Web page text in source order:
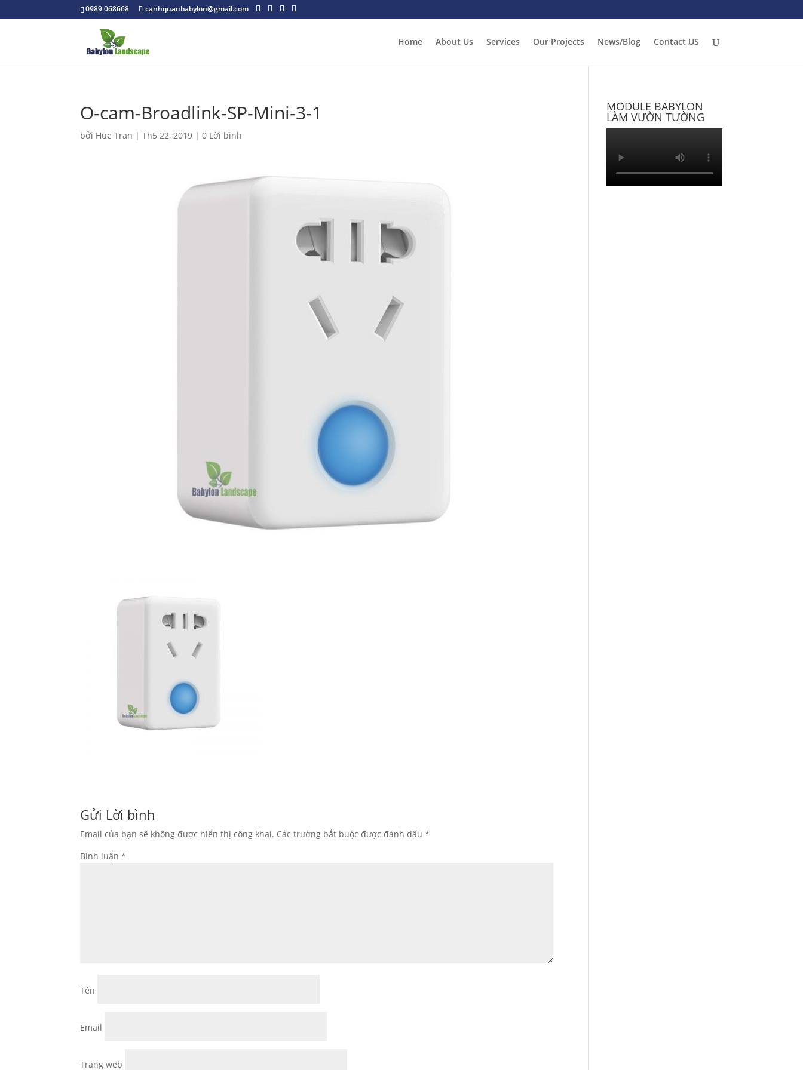
0989 068668 canhquanbabylon@gmail.com
Home About Us Services Our Projects News/Blog Contact US
O-cam-Broadlink-SP-Mini-3-1
bởi Hue Tran |Th5 22, 2019 |0 Lời bình
Gửi Lời bình
Email của bạn sẽ không được hiển thị công khai. Các trường bắt buộc được đánh dấu*
Bình luận*
Tên
Email
Trang web
MODULE BABYLON
LÀM VƯỜN TƯỜNG